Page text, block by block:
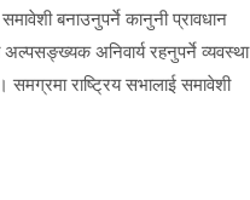
बनाउनुपर्ने कानुनी प्रावधान
अनिवार्य रहनुपर्ने व्यवस्था
समग्रमा राष्ट्रिय सभालाई समावेशी